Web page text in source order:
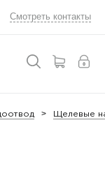
Смотреть контакты
Щелевые